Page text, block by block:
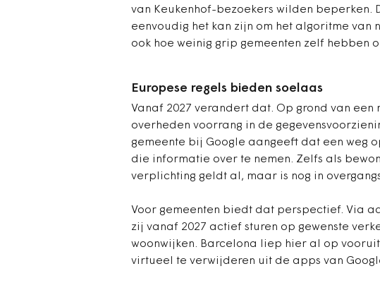
van Keukenhof-bezoekers wilden beperken.
eenvoudig het kan zijn om het algoritme
ook hoe weinig grip gemeenten zelf hebben
Europese regels bieden soelaas
Vanaf 2027 verandert dat. Op grond van
overheden voorrang in de
gemeente bij Google aangeeft dat een weg
die informatie over te nemen. Zelfs als
verplichting geldt al, maar is nog in
Voor gemeenten biedt dat perspectief. Via
zij vanaf 2027 actief sturen op gewenste
woonwijken. Barcelona liep hier al op
virtueel te verwijderen uit de apps van